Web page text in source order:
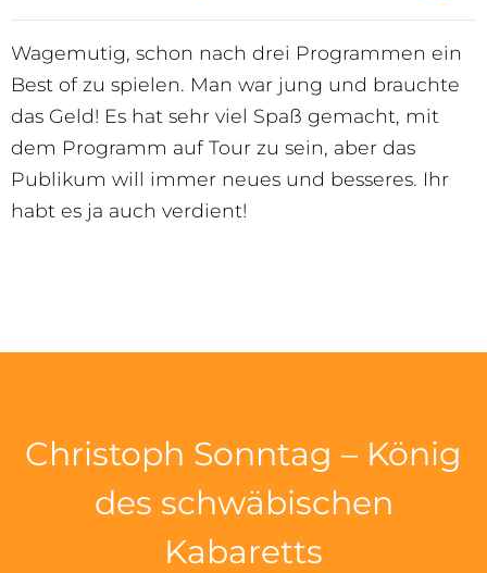
Wagemutig, schon nach drei Programmen ein
Best of zu spielen. Man war jung und brauchte
das Geld! Es hat sehr viel Spaß gemacht, mit
dem Programm auf Tour zu sein, aber das
Publikum will immer neues und besseres. Ihr
habt es ja auch verdient!
Christoph Sonntag – König
des schwäbischen
Kabaretts